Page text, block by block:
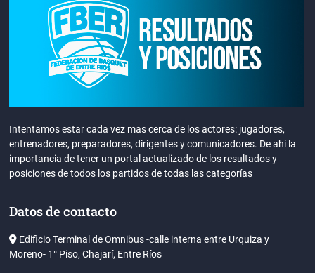
Intentamos estar cada vez mas cerca de los actores: jugadores,
entrenadores, preparadores, dirigentes y comunicadores. De ahi la
importancia de tener un portal actualizado de los resultados y
posiciones de todos los partidos de todas las categorías
Datos de contacto
Edificio Terminal de Omnibus -calle interna entre Urquiza y
Moreno- 1° Piso, Chajarí, Entre Ríos